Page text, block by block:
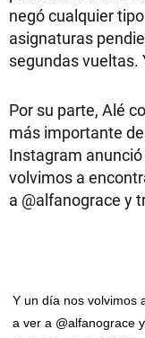
negó cualquier
asignaturas
segundas vueltas.
Por su parte, Alé
más importante
Instagram
volvimos a
a @alfanograce y
Y un día nos volvimos
a ver a @alfanograce